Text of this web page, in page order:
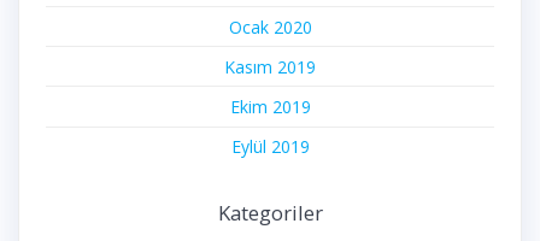
Ocak 2020
Kasım 2019
Ekim 2019
Eylül 2019
Kategoriler